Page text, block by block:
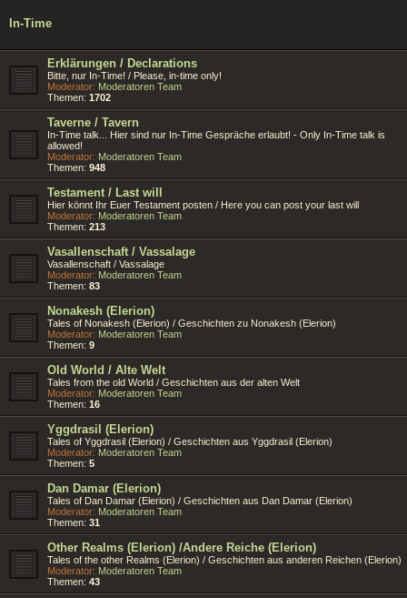
In-Time
Erklärungen / Declarations
Bitte, nur In-Time! / Please, in-time only!
Moderator: Moderatoren Team
Themen: 1702
Taverne / Tavern
In-Time talk... Hier sind nur In-Time Gespräche erlaubt! - Only In-Time talk is
allowed!
Moderator: Moderatoren Team
Themen: 948
Testament / Last will
Hier könnt Ihr Euer Testament posten / Here you can post your last will
Moderator: Moderatoren Team
Themen: 213
Vasallenschaft / Vassalage
Vasallenschaft / Vassalage
Moderator: Moderatoren Team
Themen: 83
Nonakesh (Elerion)
Tales of Nonakesh (Elerion) / Geschichten zu Nonakesh (Elerion)
Moderator: Moderatoren Team
Themen: 9
Old World / Alte Welt
Tales from the old World / Geschichten aus der alten Welt
Moderator: Moderatoren Team
Themen: 16
Yggdrasil (Elerion)
Tales of Yggdrasil (Elerion) / Geschichten aus Yggdrasil (Elerion)
Moderator: Moderatoren Team
Themen: 5
Dan Damar (Elerion)
Tales of Dan Damar (Elerion) / Geschichten aus Dan Damar (Elerion)
Moderator: Moderatoren Team
Themen: 31
Other Realms (Elerion) /Andere Reiche (Elerion)
Tales of the other Realms (Elerion) / Geschichten aus anderen Reichen (Elerion)
Moderator: Moderatoren Team
Themen: 43